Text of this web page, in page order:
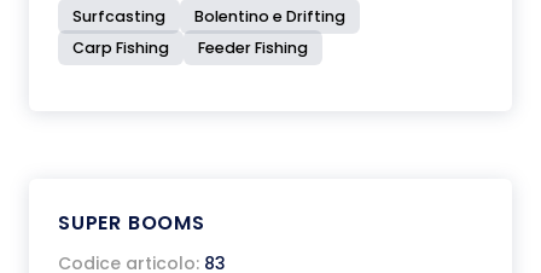
Surfcasting
Bolentino e Drifting
Carp Fishing
Feeder Fishing
SUPER BOOMS
Codice articolo: 83